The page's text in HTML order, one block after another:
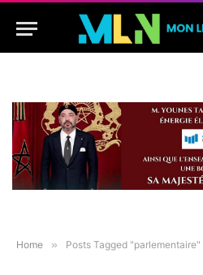
Home » Posts Tagged "parlementaire"